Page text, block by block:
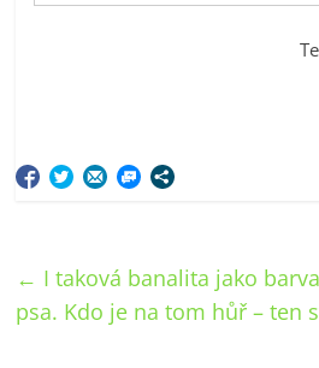
← I taková banalita jako
psa. Kdo je na tom hůř – ten